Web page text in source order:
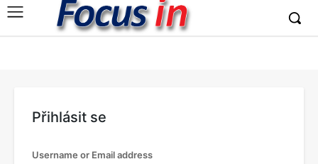
Přihlásit se
Username or Email address